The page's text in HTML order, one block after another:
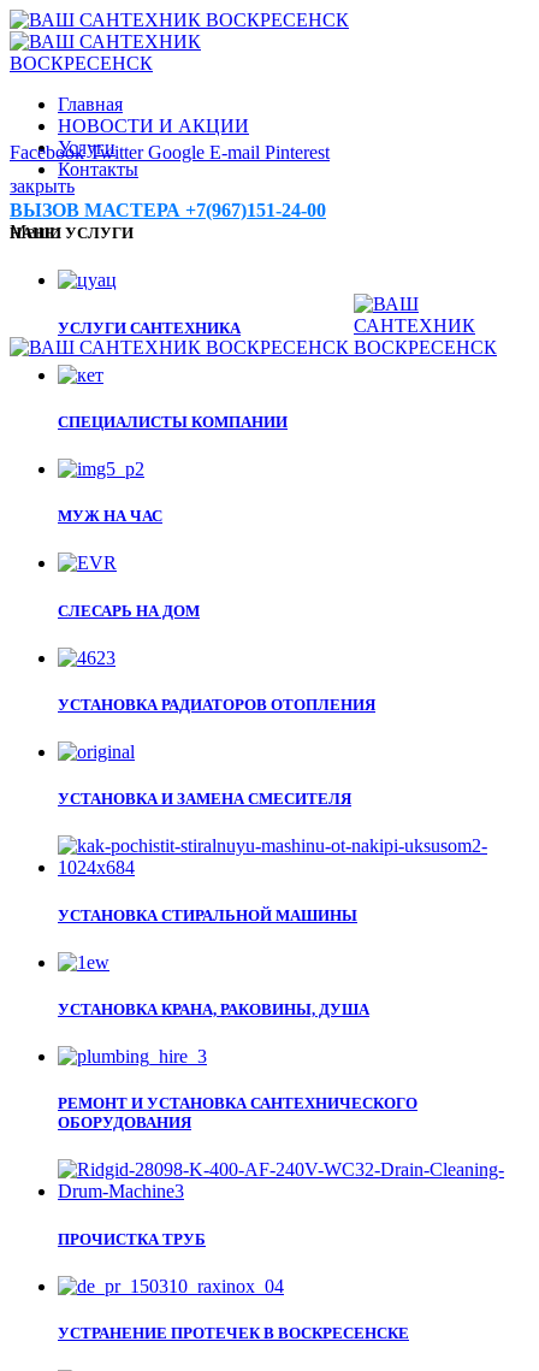
Главная
НОВОСТИ И АКЦИИ
Услуги
Контакты
ВЫЗОВ МАСТЕРА +7(967)151-24-00
Меню
Facebook Twitter Google E-mail Pinterest
закрыть
НАШИ УСЛУГИ
УСЛУГИ САНТЕХНИКА
СПЕЦИАЛИСТЫ КОМПАНИИ
МУЖ НА ЧАС
СЛЕСАРЬ НА ДОМ
УСТАНОВКА РАДИАТОРОВ ОТОПЛЕНИЯ
УСТАНОВКА И ЗАМЕНА СМЕСИТЕЛЯ
УСТАНОВКА СТИРАЛЬНОЙ МАШИНЫ
УСТАНОВКА КРАНА, РАКОВИНЫ, ДУША
РЕМОНТ И УСТАНОВКА САНТЕХНИЧЕСКОГО
ОБОРУДОВАНИЯ
ПРОЧИСТКА ТРУБ
УСТРАНЕНИЕ ПРОТЕЧЕК В ВОСКРЕСЕНСКЕ